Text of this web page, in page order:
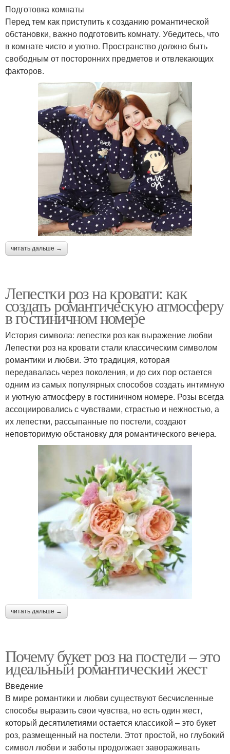
Подготовка комнаты
Перед тем как приступить к созданию романтической
обстановки, важно подготовить комнату. Убедитесь, что
в комнате чисто и уютно. Пространство должно быть
свободным от посторонних предметов и отвлекающих
факторов.
читать дальше →
Лепестки роз на кровати: как
создать романтическую атмосферу
в гостиничном номере
История символа: лепестки роз как выражение любви
Лепестки роз на кровати стали классическим символом
романтики и любви. Это традиция, которая
передавалась через поколения, и до сих пор остается
одним из самых популярных способов создать интимную
и уютную атмосферу в гостиничном номере. Розы всегда
ассоциировались с чувствами, страстью и нежностью, а
их лепестки, рассыпанные по постели, создают
неповторимую обстановку для романтического вечера.
читать дальше →
Почему букет роз на постели – это
идеальный романтический жест
Введение
В мире романтики и любви существуют бесчисленные
способы выразить свои чувства, но есть один жест,
который десятилетиями остается классикой – это букет
роз, размещенный на постели. Этот простой, но глубокий
символ любви и заботы продолжает завораживать